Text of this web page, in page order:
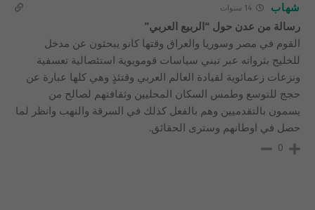
شهاب 14 سنوات
رسالة من عدن حول “الربيع العربي”
القوم في مصر وسوريا والعراق وقتها كانو يبحثون عن مدخل
للخليج بثرواته عبر تبني سياسات قومويوية استئصالية تعسفية
ونزعات زعمائوية لقيادة العالم العربي وقتئذٍ وهي كلها عبارة عن
حجج للتوسع وطمس السكان المحليين وثقافتهم لصالح من
يسمون بالتقدميين وهم بالفعل كذلك في السرقة والنهب وانظر لما
حصل في اوطانهم وسترى الحقائق.
0